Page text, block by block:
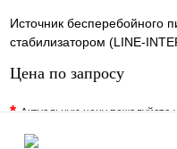
Источник бесперебойного
стабилизатором (LINE-
Цена по запросу
*Актуальную цену пожалуйста
В избранное